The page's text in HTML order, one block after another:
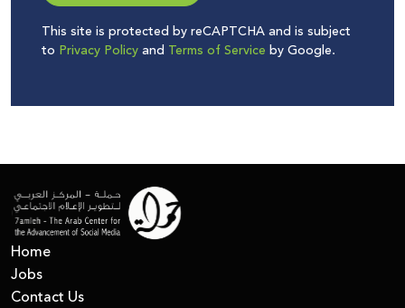
This site is protected by reCAPTCHA and is subject
to Privacy Policyand Terms of Service by Google.
Home
Jobs
Contact Us